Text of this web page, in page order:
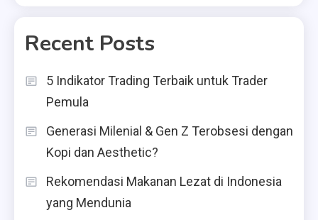
Recent Posts
5 Indikator Trading Terbaik untuk Trader
Pemula
Generasi Milenial & Gen Z Terobsesi dengan
Kopi dan Aesthetic?
Rekomendasi Makanan Lezat di Indonesia
yang Mendunia